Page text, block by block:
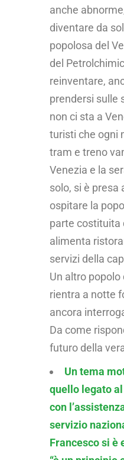
anche
diventare da
popolosa del
del
reinventare,
prendersi sulle
non ci sta a
turisti che ogni
tram e treno
Venezia e la
solo, si è presa
ospitare la
parte costituita
alimenta
servizi della
Un altro popolo
rientra a notte
ancora
Da come
futuro della
Un tema
quello legato
con
servizio
Francesco si è